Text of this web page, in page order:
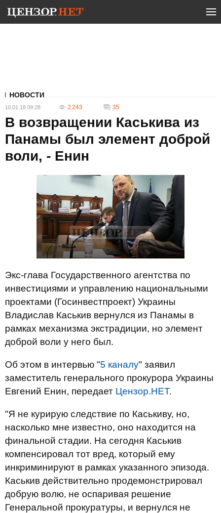
НОВОСТИ
10.01.18 09:28 2 243 35
В возвращении Каськива из
Панамы был элемент доброй
воли, - Енин
Экс-глава Государственного агентства по
инвестициями и управлению национальными
проектами (Госинвестпроект) Украины
Владислав Каськив вернулся из Панамы в
рамках механизма экстрадиции, но элемент
доброй воли у него был.
Об этом в интервью "5 каналу" заявил
заместитель генерального прокурора Украины
Евгений Енин, передает Цензор.НЕТ.
"Я не курирую следствие по Каськиву, но,
насколько мне известно, оно находится на
финальной стадии. На сегодня Каськив
компенсировал тот вред, который ему
инкриминируют в рамках указанного эпизода.
Каськив действительно продемонстрировал
добрую волю, не оспаривая решение
Генеральной прокуратуры, и вернулся не